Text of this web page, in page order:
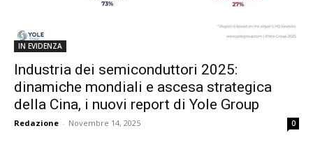
IN EVIDENZA
Industria dei semiconduttori 2025:
dinamiche mondiali e ascesa strategica
della Cina, i nuovi report di Yole Group
Redazione - Novembre 14, 2025 0